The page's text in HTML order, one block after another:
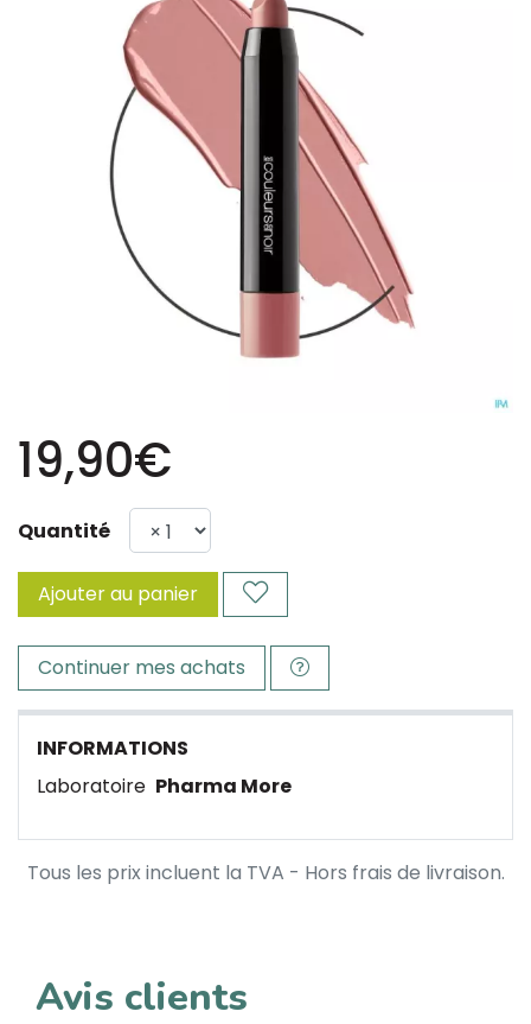
19,90€
Quantité
Ajouter au panier
Continuer mes achats
INFORMATIONS
Laboratoire Pharma More
Tous les prix incluent la TVA - Hors frais de livraison.
Avis clients